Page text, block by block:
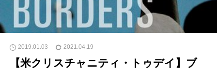
2019.01.03 2021.04.19
【米クリスチャニティ・トゥデイ】ブ